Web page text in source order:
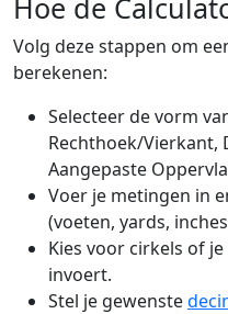
Hoe de
Volg deze stappen om
berekenen:
Selecteer de vorm
Rechthoek/Vierkant,
Aangepaste
Voer je metingen in
(voeten, yards,
Kies voor cirkels of je
invoert.
Stel je gewenste